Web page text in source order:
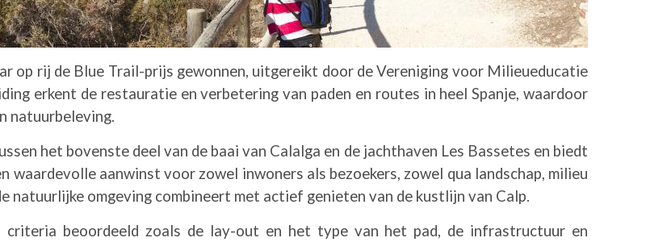
op rij de Blue Trail-prijs gewonnen, uitgereikt door de Vereniging voor Milieueducatie
erkent de restauratie en verbetering van paden en routes in heel Spanje, waardoor
natuurbeleving.
het bovenste deel van de baai van Calalga en de jachthaven Les Bassetes en biedt
aanwinst voor zowel inwoners als bezoekers, zowel qua landschap, milieu
natuurlijke omgeving combineert met actief genieten van de kustlijn van Calp.
criteria beoordeeld zoals de lay-out en het type van het pad, de infrastructuur en